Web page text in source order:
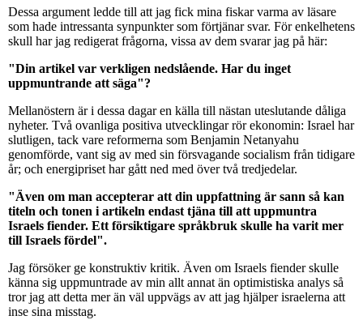
Dessa argument ledde till att jag fick mina fiskar varma av läsare
som hade intressanta synpunkter som förtjänar svar. För enkelhetens
skull har jag redigerat frågorna, vissa av dem svarar jag på här:
"Din artikel var verkligen nedslående. Har du inget
uppmuntrande att säga"?
Mellanöstern är i dessa dagar en källa till nästan uteslutande dåliga
nyheter. Två ovanliga positiva utvecklingar rör ekonomin: Israel har
slutligen, tack vare reformerna som Benjamin Netanyahu
genomförde, vant sig av med sin försvagande socialism från tidigare
år; och energipriset har gått ned med över två tredjedelar.
"Även om man accepterar att din uppfattning är sann så kan
titeln och tonen i artikeln endast tjäna till att uppmuntra
Israels fiender. Ett försiktigare språkbruk skulle ha varit mer
till Israels fördel".
Jag försöker ge konstruktiv kritik. Även om Israels fiender skulle
känna sig uppmuntrade av min allt annat än optimistiska analys så
tror jag att detta mer än väl uppvägs av att jag hjälper israelerna att
inse sina misstag.